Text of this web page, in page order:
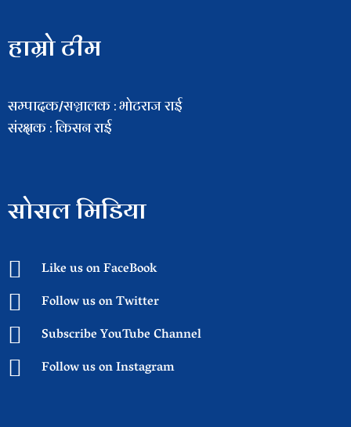
हाम्रो टीम
सम्पादक/सञ्चालक : भाेटराज राई
संरक्षक : किसन राई
सोसल मिडिया
Like us on FaceBook
Follow us on Twitter
Subscribe YouTube Channel
Follow us on Instagram